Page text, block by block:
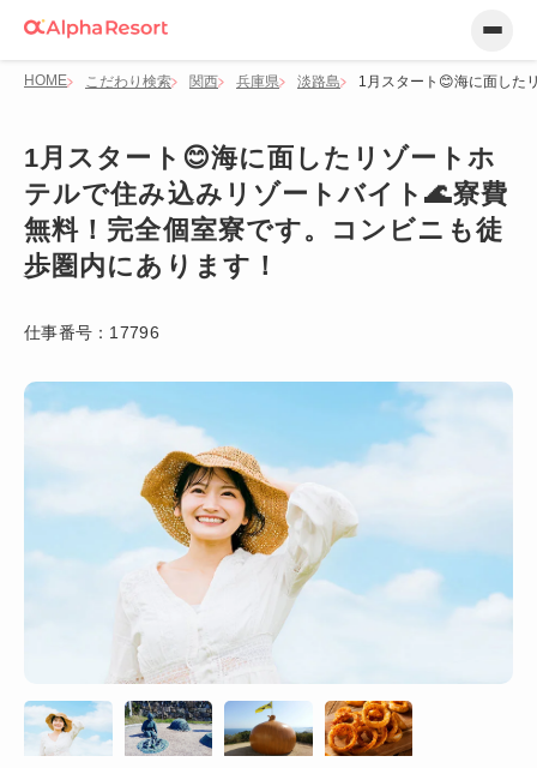
HOME こだわり検索 関西 兵庫県 淡路島 1月スタート😊海に面した
1月スタート😊海に面したリゾートホ
テルで住み込みリゾートバイト🌊寮費
無料！完全個室寮です。コンビニも徒
歩圏内にあります！
仕事番号： 17796